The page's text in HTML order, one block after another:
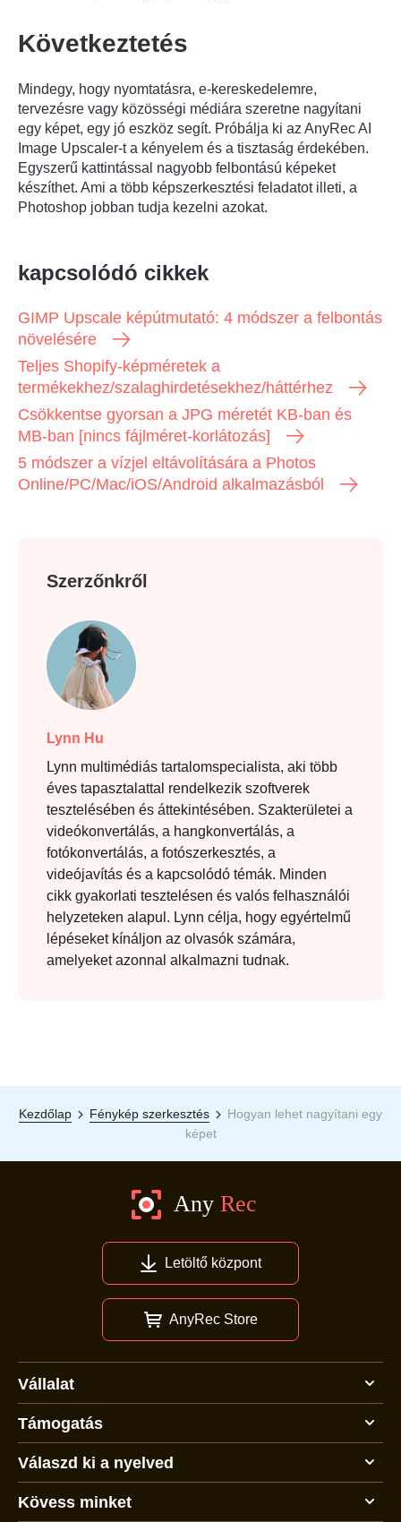
Következtetés
Mindegy, hogy nyomtatásra, e-kereskedelemre,
tervezésre vagy közösségi médiára szeretne nagyítani
egy képet, egy jó eszköz segít. Próbálja ki az AnyRec AI
Image Upscaler-t a kényelem és a tisztaság érdekében.
Egyszerű kattintással nagyobb felbontású képeket
készíthet. Ami a több képszerkesztési feladatot illeti, a
Photoshop jobban tudja kezelni azokat.
kapcsolódó cikkek
GIMP Upscale képútmutató: 4 módszer a felbontás
növelésére
Teljes Shopify-képméretek a
termékekhez/szalaghirdetésekhez/háttérhez
Csökkentse gyorsan a JPG méretét KB-ban és
MB-ban [nincs fájlméret-korlátozás]
5 módszer a vízjel eltávolítására a Photos
Online/PC/Mac/iOS/Android alkalmazásból
Szerzőnkről
Lynn Hu
Lynn multimédiás tartalomspecialista, aki több
éves tapasztalattal rendelkezik szoftverek
tesztelésében és áttekintésében. Szakterületei a
videókonvertálás, a hangkonvertálás, a
fotókonvertálás, a fotószerkesztés, a
videójavítás és a kapcsolódó témák. Minden
cikk gyakorlati tesztelésen és valós felhasználói
helyzeteken alapul. Lynn célja, hogy egyértelmű
lépéseket kínáljon az olvasók számára,
amelyeket azonnal alkalmazni tudnak.
Kezdőlap Fénykép szerkesztés
Hogyan lehet nagyítani egy
képet
Letöltő központ
AnyRec Store
Vállalat
Támogatás
Válaszd ki a nyelved
Kövess minket